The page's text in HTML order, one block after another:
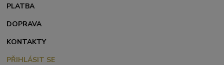
PLATBA
DOPRAVA
KONTAKTY
PŘIHLÁSIT SE